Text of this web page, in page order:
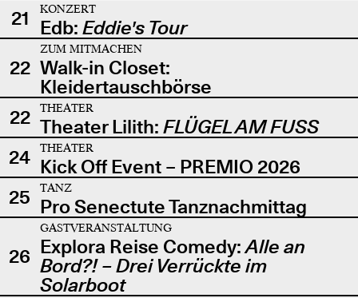
21
KONZERT
Edb: Eddie's Tour
22
ZUM MITMACHEN
Walk-in Closet:
Kleidertauschbörse
22
THEATER
Theater Lilith: FLÜGEL AM FUSS
24
THEATER
Kick Off Event – PREMIO 2026
25
TANZ
Pro Senectute Tanznachmittag
26
GASTVERANSTALTUNG
Explora Reise Comedy:Alle an
Bord?! – Drei Verrückte im
Solarboot